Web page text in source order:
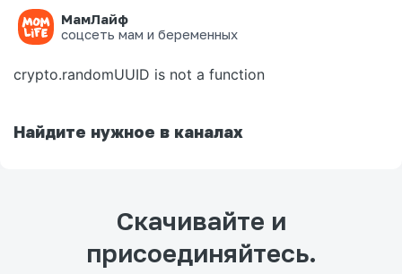
МамЛайф
соцсеть мам и беременных
Ошибка на странице
crypto.randomUUID is not a function
Найдите нужное в каналах
Скачивайте и
присоединяйтесь.